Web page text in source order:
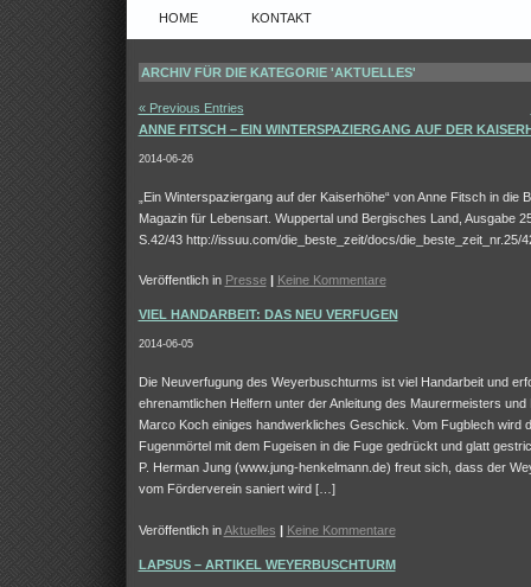
HOME KONTAKT
ARCHIV FÜR DIE KATEGORIE 'AKTUELLES'
« Previous Entries
ANNE FITSCH – EIN WINTERSPAZIERGANG AUF DER
2014-06-26
„Ein Winterspaziergang auf der Kaiserhöhe“ von Anne Fitsch in die
Magazin für Lebensart. Wuppertal und Bergisches Land, Ausgabe
S.42/43 http://issuu.com/die_beste_zeit/docs/die_beste_zeit_nr.25/
Veröffentlich in Presse Keine Kommentare
VIEL HANDARBEIT: DAS NEU VERFUGEN
2014-06-05
Die Neuverfugung des Weyerbuschturms ist viel Handarbeit und
ehrenamtlichen Helfern unter der Anleitung des Maurermeisters
Marco Koch einiges handwerkliches Geschick. Vom Fugblech wird
Fugenmörtel mit dem Fugeisen in die Fuge gedrückt und glatt
P. Herman Jung (www.jung-henkelmann.de) freut sich, dass der
vom Förderverein saniert wird […]
Veröffentlich inAktuelles | Keine Kommentare
LAPSUS – ARTIKEL WEYERBUSCHTURM